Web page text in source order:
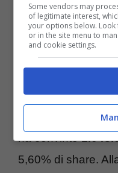
tenuto compagnia
al 4,3% di share. “
andato in onda su
822.000
Su La7 è andata
programma
ha convinto
5,60% di share.
Some vendors may
of legitimate interest,
your options below.
or in the site menu to
and cookie settings.